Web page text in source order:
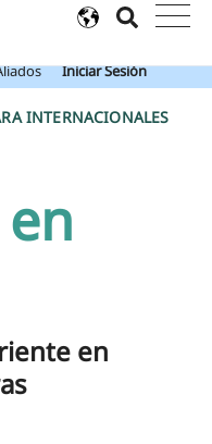
de Expatrio gratis
Iniciar Sesión
INTERNACIONALES
en